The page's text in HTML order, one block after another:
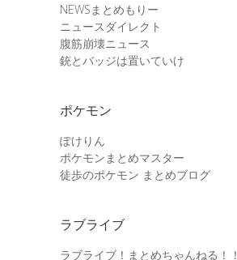
NEWSまとめもりー
ニュースダイレクト
腹筋崩壊ニュース
銃とバッジは置いていけ
ポケモン
ぽけりん
ポケモンまとめマスター
徒歩のポケモン まとめブログ
ラブライブ
ラブライブ！まとめちゃんねる！！